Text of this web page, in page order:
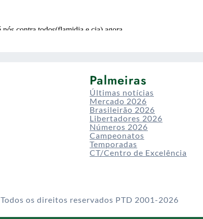
Palmeiras
Últimas notícias
Mercado 2026
Brasileirão 2026
Libertadores 2026
Números 2026
Campeonatos
Temporadas
CT/Centro de Excelência
Todos os direitos reservados PTD 2001-2026